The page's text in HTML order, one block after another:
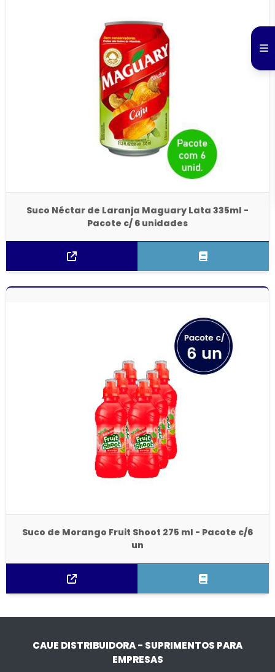
Suco Néctar de Laranja Maguary Lata 335ml -
Pacote c/ 6 unidades
Suco de Morango Fruit Shoot 275 ml - Pacote c/6
un
CAUE DISTRIBUIDORA - SUPRIMENTOS PARA
EMPRESAS